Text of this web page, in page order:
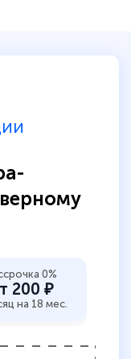
0%
200 ₽
на 18 мес.